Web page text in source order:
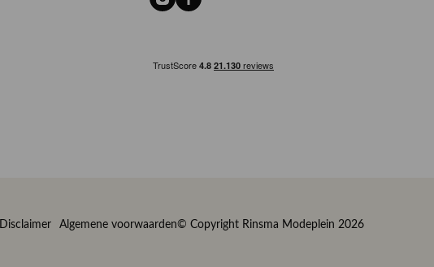
Disclaimer Algemene voorwaarden© Copyright Rinsma Modeplein 2026